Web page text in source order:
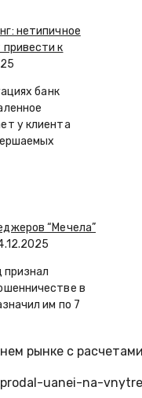
нетипичное
к
банк
у клиента
“Мечела”
признал
в
им по 7
рынке с
uanei-na-